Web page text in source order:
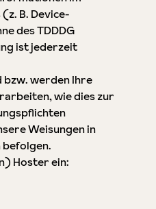
B. Device-
des TDDDG
ist jederzeit
werden Ihre
wie dies zur
Weisungen in
befolgen.
Hoster ein: